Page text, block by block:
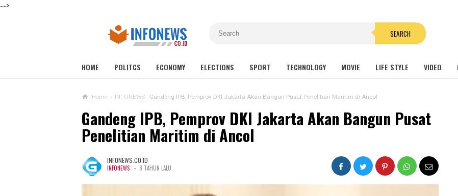
-->
SEARCH
HOME POLITCS ECONOMY ELECTIONS SPORT TECHNOLOGY MOVIE LIFE STYLE VIDEO
Home › INFONEWS Gandeng IPB, Pemprov DKI Jakarta Akan Bangun Pusat Penelitian Maritim di Ancol
Gandeng IPB, Pemprov DKI Jakarta Akan Bangun Pusat
Penelitian Maritim di Ancol
INFONEWS.CO.ID
INFONEWS - 8 TAHUN LALU